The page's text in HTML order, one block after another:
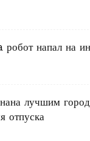
робот напал на
лучшим
отпуска